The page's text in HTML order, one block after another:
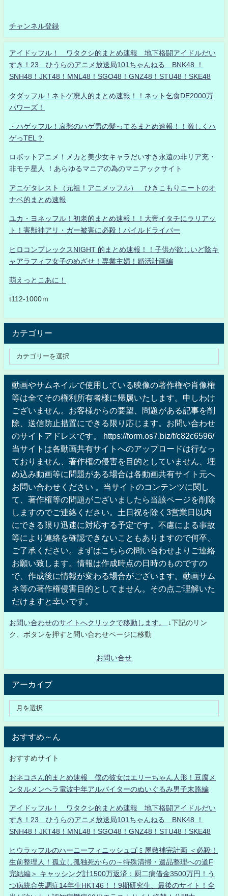
チャンネル登録
アイドッフル！ ワタクシ的まとめ速報 地下格闘アイドルだい
すき！23 ひうらのアニメ放送局101ちゃんねる BNK48 ！
SNH48！JKT48！MNL48！SGO48！GNZ48！STU48！SKE48
タダッフル！ネトゲ廃人的まとめ速報！！ネット乞食DE2000万
パワーズ！
・ハゲッフル！哀愁のハゲ男の髪ってるまとめ速報！！激しくハ
ゲっTEL？
ロボットアニメ！メカと美少女キャラだいすき永遠の非リア充・
非モテ星人 ！あらゆるマニアの為のマニアックサイト
アニゲタレスト（元祖！アニメッフル） ひきこもりニートのオ
ナベ的まとめ速報
ユカ・ヨネッフル！初老的まとめ速報！！大帝イタチにラリアッ
ト！害獣神アリ・ガー被害に必殺！パイルドライバー
ヒロコンプレックスNIGHT 的まとめ速報！！子供が欲しいど陰キ
ャアラフィフ女子のめざせ！専業主婦！婚活計画編
萌えっとこあに！
t112-1000ｍ
カテゴリー
動画やサムネイルで使用している映像の著作権や肖像権
等は全てその権利所有者様に帰属いたします。申しわけ
ございません。お客様からの要望、問題がある記事を削
除、送信防止措置にできる限り応じます。お問い合わせ
のサイトアドレスです。 https://form.os7.biz/f/c82c6596/
当サイトは各動画共有サイトへのアップロードは行なっ
ておりません、著作権の侵害を目的としていません、埋
め込み動画等に問題がある場合は各動画共有サイト元へ
お問い合わせください 。当サイトのコンテンツに関し
て、著作権等の問題がございましたら当該ページを削除
しますのでご連絡ください。土日祝を除く3営業日以内
にできる限り迅速に対応する予定です。不慮による事故
等により連絡を確認できないこともありますので何卒、
ご了承ください。まずはこちらの問い合わせよりご連絡
お願い致します。情報は作成時点の日時のものですの
で、作成後に情報が変わる場合がございます。動画サム
ネ等の著作権侵害目的としてません。その点ご理解いた
だけますと幸いです。
お問い合わせのサイトへクリックで移動します。
↓下記のリン
ク、ボタンを押すと問い合わせページに移動
お問い合せ
アーカイブ
おすすめ～ん
おすすめサイト
おネコさん的まとめ速報 僕の彼女はエリーちゃん人形！豆腐メ
ンタルメンヘラ電波中年アルバイターのぬいぐるみ男子末路編
アイドッフル！ ワタクシ的まとめ速報 地下格闘アイドルだい
すき！23 ひうらのアニメ放送局101ちゃんねる BNK48 ！
SNH48！JKT48！MNL48！SGO48！GNZ48！STU48！SKE48
ヒウラッフルのハーニーフィニッシュゴミ屋敷補完計画 ＜必殺！
生前整理人！孤立し孤独死からの～特殊清掃・遺品整理への道F
完結編＞ キャッシング計1500万返済：厨二病借金3500万円！う
つ病統合失調症14年生HKT46！！9期研究生、最後のサイト！全